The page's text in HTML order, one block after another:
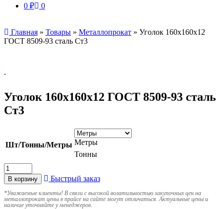
0 ₽ 0
Главная » Товары » Металлопрокат » Уголок 160х160х12
ГОСТ 8509-93 сталь Ст3
Уголок 160х160х12 ГОСТ 8509-93 сталь
Ст3
Шт/Тонны/Метры Метры
Тонны
В корзину Быстрый заказ
*Уважаемые клиенты! В связи с высокой волатильностью закупочных цен на
металлопрокат цены в прайсе на сайте могут отличаться. Актуальные цены и
наличие уточняйте у менеджеров.